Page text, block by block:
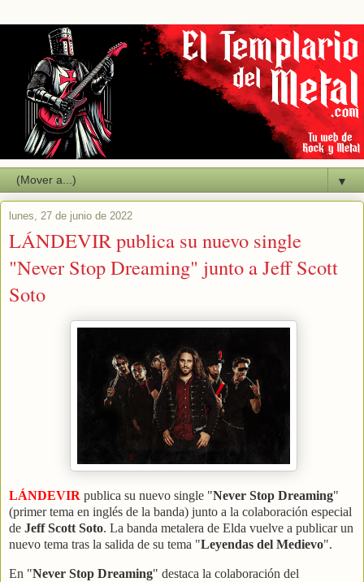
▼
lunes, 27 de junio de 2022
LÁNDEVIR publica su nuevo single
"Never Stop Dreaming" junto a Jeff Scott
Soto
LÁNDEVIR publica su nuevo single "Never Stop Dreaming"
(primer tema en inglés de la banda) junto a la colaboración especial
de Jeff Scott Soto. La banda metalera de Elda vuelve a publicar un
nuevo tema tras la salida de su tema "Leyendas del Medievo".
En "Never Stop Dreaming" destaca la colaboración del